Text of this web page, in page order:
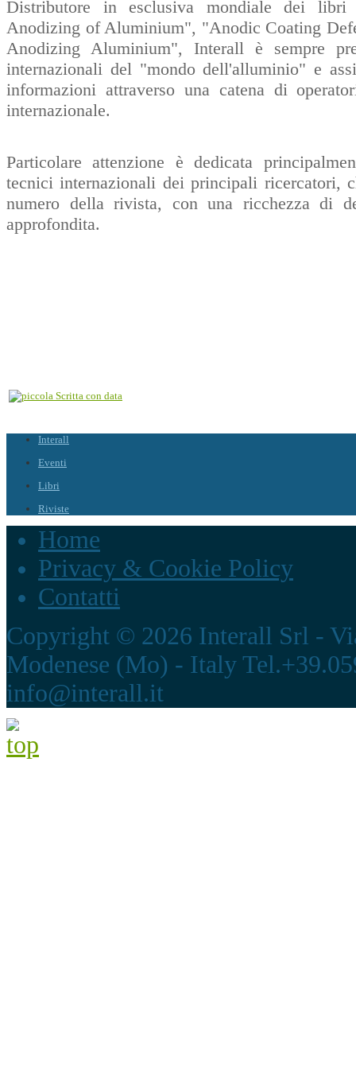
Distributore in esclusiva mondiale dei
Anodizing of Aluminium", "Anodic Coating
Anodizing Aluminium", Interall è sempre
internazionali del "mondo dell'alluminio" e
informazioni attraverso una catena di
internazionale.
Particolare attenzione è dedicata
tecnici internazionali dei principali ricercatori,
numero della rivista, con una ricchezza di
approfondita.
Interall
Eventi
Libri
Riviste
Home
Privacy & Cookie Policy
Contatti
Copyright © 2026 Interall Srl -
Modenese (Mo) - Italy
info@interall.it